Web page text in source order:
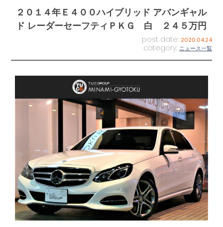
２０１４年Ｅ４００ハイブリッド アバンギャル
ド レーダーセーフティＰＫＧ 白 ２４５万円
post date: 2020.04.24
category: ニュース一覧